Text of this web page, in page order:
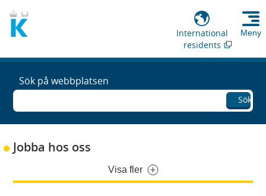
International
residents
Meny
Sök på webbplatsen
Sök
Jobba hos oss
Visa fler